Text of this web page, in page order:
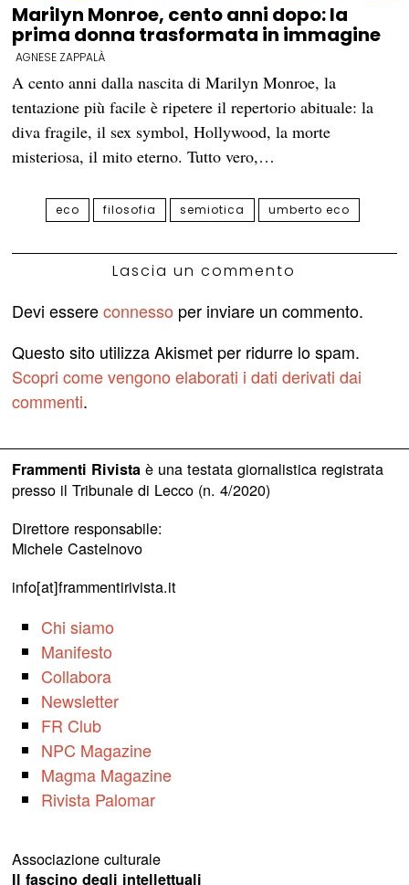
Marilyn Monroe, cento anni dopo: la
prima donna trasformata in immagine
AGNESE ZAPPALÀ
A cento anni dalla nascita di Marilyn Monroe, la
tentazione più facile è ripetere il repertorio abituale: la
diva fragile, il sex symbol, Hollywood, la morte
misteriosa, il mito eterno. Tutto vero,…
eco filosofia semiotica umberto eco
Lascia un commento
Devi essereconnesso per inviare un commento.
Questo sito utilizza Akismet per ridurre lo spam.
Scopri come vengono elaborati i dati derivati dai
commenti.
Frammenti Rivistaè una testata giornalistica registrata
presso il Tribunale di Lecco (n. 4/2020)
Direttore responsabile:
Michele Castelnovo
info[at]frammentirivista.it
Chi siamo
Manifesto
Collabora
Newsletter
FR Club
NPC Magazine
Magma Magazine
Rivista Palomar
Associazione culturale
Il fascino degli intellettuali